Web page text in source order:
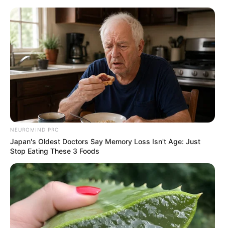
(foto: imdb)
FilmSingle Ladyadalah tentang Bright, seorang penulis wanita
yang tidak percaya cinta. Suatu ketika pada pernikahan sahabat,
Bright diramal untuk menemui sosok masa lalunya.
Ia pun melakukan sebuah perjalanan sendirian, walau tanpa sadar
ia sudah ditemani pria untuk bisa menuntaskan misinya.
11. Timeline
NEUROMIND PRO
Japan's Oldest Doctors Say Memory Loss Isn't Age: Just
Stop Eating These 3 Foods